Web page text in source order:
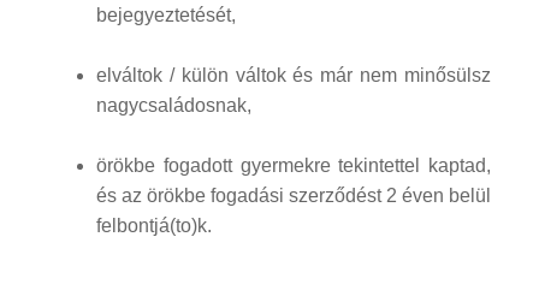
bejegyeztetését,
elváltok / külön váltok és már nem minősülsz
nagycsaládosnak,
örökbe fogadott gyermekre tekintettel kaptad,
és az örökbe fogadási szerződést 2 éven belül
felbontjá(to)k.